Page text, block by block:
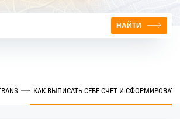
НАЙТИ
КАК ВЫПИСАТЬ СЕБЕ СЧЕТ И СФОРМИРОВАТЬ